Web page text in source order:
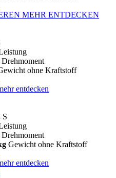
MEHR ENTDECKEN
Drehmoment
ohne Kraftstoff
entdecken
S
Drehmoment
Gewicht ohne Kraftstoff
entdecken